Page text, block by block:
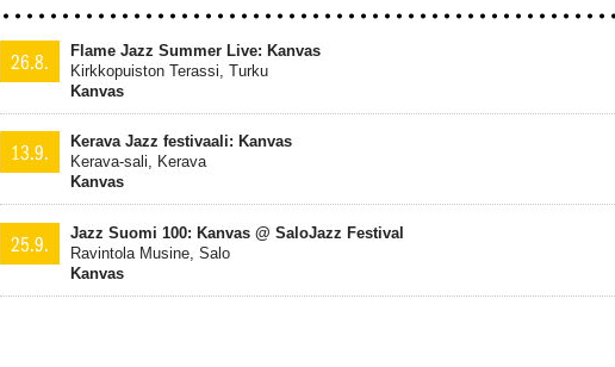
26.8.
Flame Jazz Summer Live: Kanvas
Kirkkopuiston Terassi, Turku
Kanvas
13.9.
Kerava Jazz festivaali: Kanvas
Kerava-sali, Kerava
Kanvas
25.9.
Jazz Suomi 100: Kanvas @ SaloJazz Festival
Ravintola Musine, Salo
Kanvas